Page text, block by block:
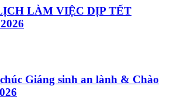
LÀM VIỆC DỊP TẾT
Giáng sinh an lành & Chào